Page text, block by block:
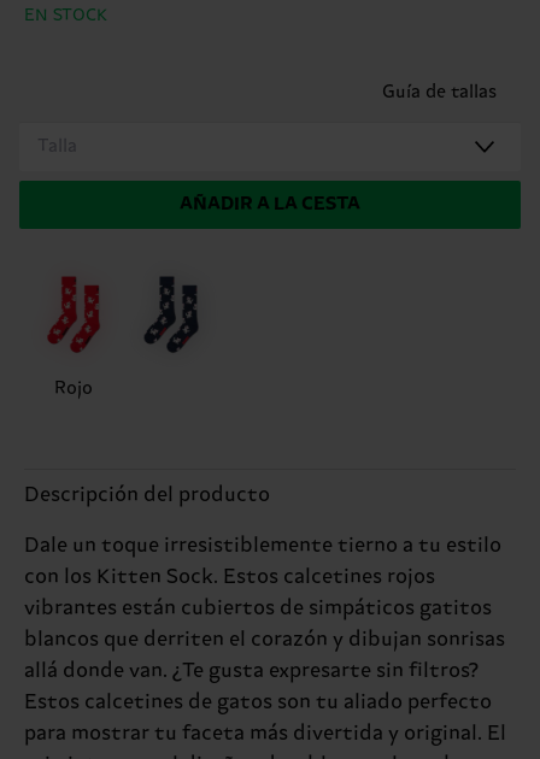
EN STOCK
Guía de tallas
Talla
AÑADIR A LA CESTA
Rojo
Descripción del producto
Dale un toque irresistiblemente tierno a tu estilo
con los Kitten Sock. Estos calcetines rojos
vibrantes están cubiertos de simpáticos gatitos
blancos que derriten el corazón y dibujan sonrisas
allá donde van. ¿Te gusta expresarte sin filtros?
Estos calcetines de gatos son tu aliado perfecto
para mostrar tu faceta más divertida y original. El